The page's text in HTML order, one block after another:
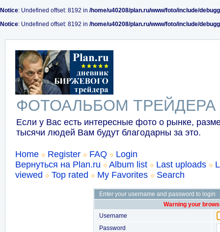
Notice: Undefined offset: 8192 in /home/u40208/plan.ru/www/foto/include/
Notice: Undefined offset: 8192 in /home/u40208/plan.ru/www/foto/include/
ФОТОАЛЬБОМ ТРЕЙДЕРА
Если у Вас есть интересные фото о рынке,
тысячи людей Вам будут благодарны за это.
Home Register FAQ
Login
Вернуться на Plan.ru
Album list Last uploads
viewed
Top rated My Favorites Search
Enter your username and password to login
Warning your
Username
Password